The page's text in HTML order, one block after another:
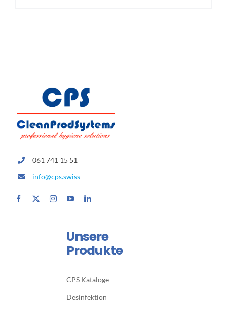
061 741 15 51
info@cps.swiss
Unsere
Produkte
CPS Kataloge
Desinfektion